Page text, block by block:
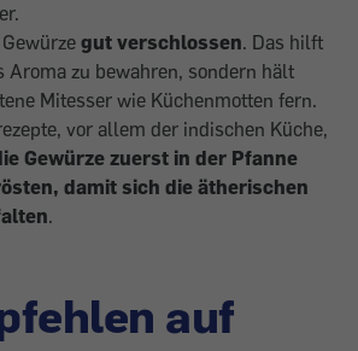
gut verschlossen. Das hilft
Aroma zu bewahren, sondern hält
Mitesser wie Küchenmotten fern.
vor allem der indischen Küche,
Gewürze zuerst in der Pfanne
damit sich die ätherischen
.
auf